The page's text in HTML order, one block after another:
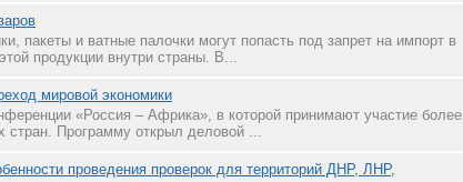
пакеты и ватные палочки могут попасть под запрет на импорт в
продукции внутри страны. В...
мировой экономики
«Россия – Африка», в которой принимают участие более
стран. Программу открыл деловой ...
проведения проверок для территорий ДНР, ЛНР,